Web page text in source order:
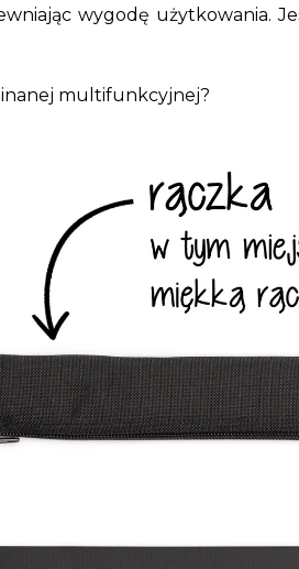
wygodę
multifunkcyjnej?